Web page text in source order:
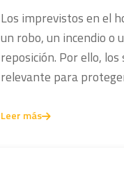
Los imprevistos en el
un robo, un incendio o
reposición. Por ello,
relevante para
Leer más